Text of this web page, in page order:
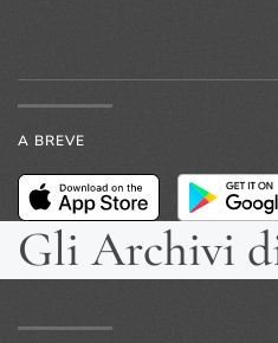
A BREVE
Gli Archivi